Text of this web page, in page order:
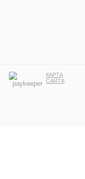
КАРТА
САЙТА